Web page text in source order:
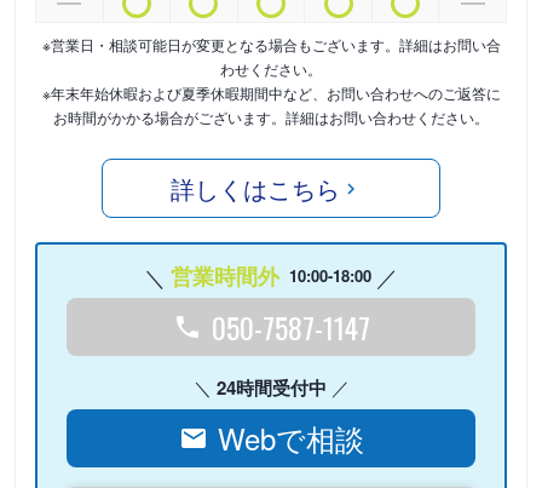
※営業日・相談可能日が変更となる場合もございます。詳細はお問い合
わせください。
※年末年始休暇および夏季休暇期間中など、お問い合わせへのご返答に
お時間がかかる場合がございます。詳細はお問い合わせください。
詳しくはこちら
営業時間外 10:00-18:00
050-7587-1147
24時間受付中
Webで相談